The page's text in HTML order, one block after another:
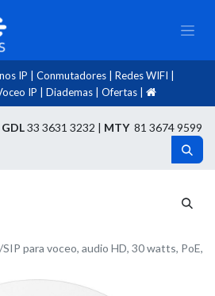
IP Conmutadores Redes WIFI
IP Diademas Ofertas
GDL33 3631 3232 | MTY81 3674 9599
para voceo, audio HD, 30 watts, PoE,